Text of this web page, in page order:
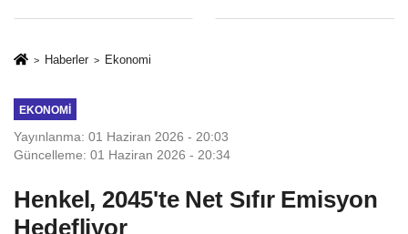
izmariti
Haberler Ekonomi
EKONOMI
Yayınlanma: 01 Haziran 2026 - 20:03
Güncelleme: 01 Haziran 2026 - 20:34
Henkel, 2045'te Net Sıfır Emisyon
Hedefliyor